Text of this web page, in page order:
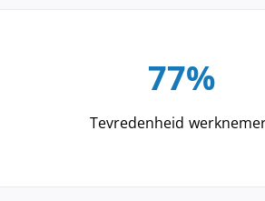
77%
Tevredenheid